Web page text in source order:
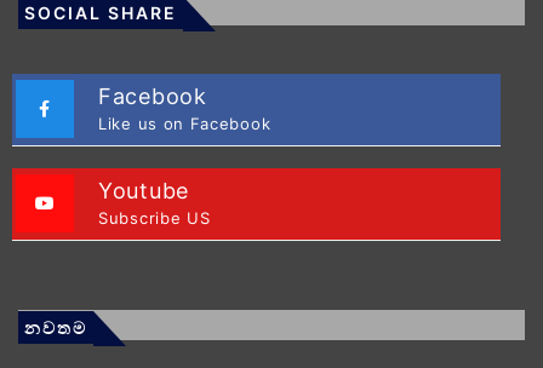
SOCIAL SHARE
Facebook
Like us on Facebook
Youtube
Subscribe US
නවතම